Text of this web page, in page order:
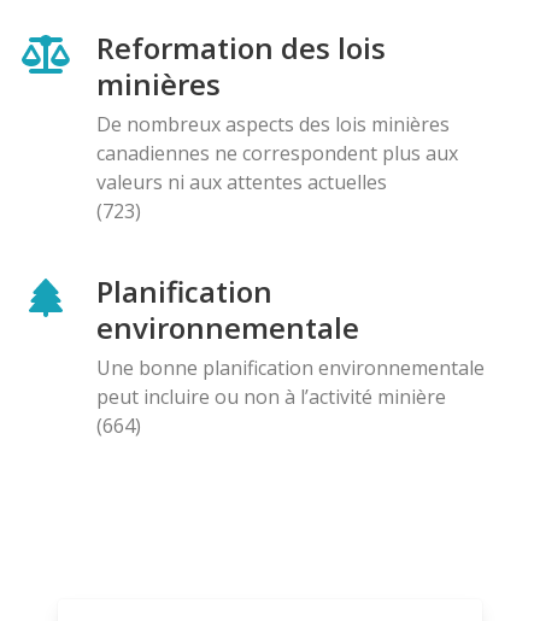
Reformation des lois
minières
De nombreux aspects des lois minières
canadiennes ne correspondent plus aux
valeurs ni aux attentes actuelles
(723)
Planification
environnementale
Une bonne planification environnementale
peut incluire ou non à l’activité minière
(664)